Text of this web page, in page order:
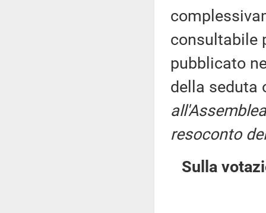
consultabile
pubblicato
della seduta
resoconto
Sulla